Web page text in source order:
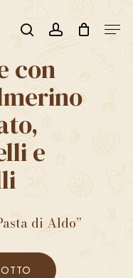
searchaccount
CLOSE
CART
con
e
di Aldo”